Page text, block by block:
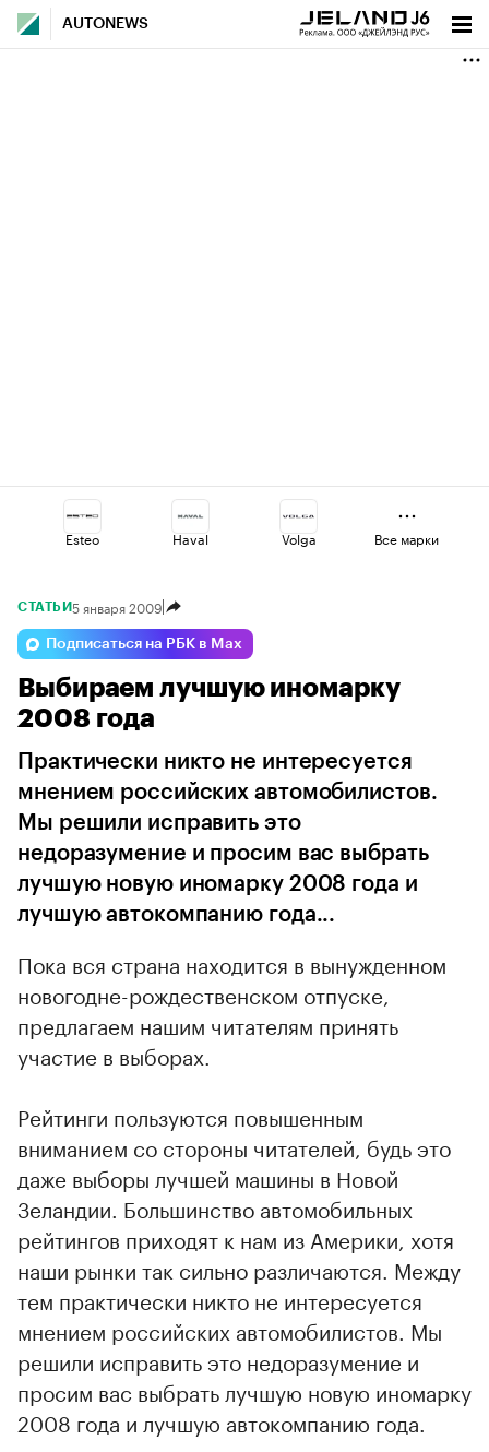
AUTONEWS
Esteo Haval Volga
Omoda Lada
Geely Jaecoo Voyah
Все марки
СТАТЬИ5 января 2009
Подписаться на РБК в Max
Выбираем лучшую иномарку
2008 года
Практически никто не интересуется
мнением российских автомобилистов.
Мы решили исправить это
недоразумение и просим вас выбрать
лучшую новую иномарку 2008 года и
лучшую автокомпанию года...
Пока вся страна находится в вынужденном
новогодне-рождественском отпуске,
предлагаем нашим читателям принять
участие в выборах.
Рейтинги пользуются повышенным
вниманием со стороны читателей, будь это
даже выборы лучшей машины в Новой
Зеландии. Большинство автомобильных
рейтингов приходят к нам из Америки, хотя
наши рынки так сильно различаются. Между
тем практически никто не интересуется
мнением российских автомобилистов. Мы
решили исправить это недоразумение и
просим вас выбрать лучшую новую иномарку
2008 года и лучшую автокомпанию года.